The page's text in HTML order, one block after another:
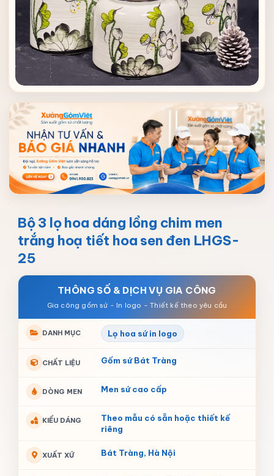
Bộ 3 lọ hoa dáng lồng chim men
trắng hoạ tiết hoa sen đen LHGS-
25
THÔNG SỐ & DỊCH VỤ GIA CÔNG
DANH MỤC Lọ hoa sứ in logo
CHẤT LIỆU Gốm sứ Bát Tràng
DÒNG MEN Men sứ cao cấp
KIỂU DÁNG
Theo mẫu có sẵn hoặc thiết kế
riêng
XUẤT XỨ Bát Tràng, Hà Nội